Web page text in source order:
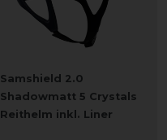
Samshield 2.0
Shadowmatt 5 Crystals
Reithelm inkl. Liner